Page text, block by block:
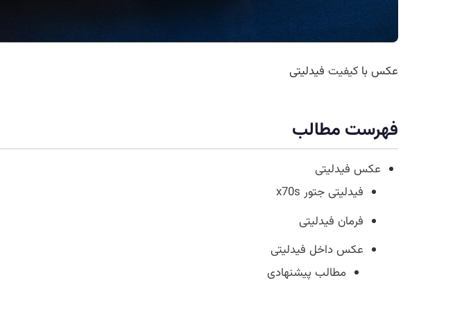
عکس با کیفیت فیدلیتی
فهرست مطالب
عکس فیدلیتی
فیدلیتی جتور x70s
فرمان فیدلیتی
عکس داخل فیدلیتی
مطالب پیشنهادی